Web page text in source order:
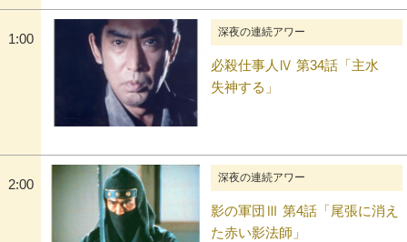
1:00 深夜の連続アワー
必殺仕事人Ⅳ 第34話「主水
失神する」
2:00 深夜の連続アワー
影の軍団Ⅲ 第4話「尾張に消え
た赤い影法師」